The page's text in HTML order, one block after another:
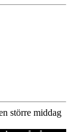
större middag